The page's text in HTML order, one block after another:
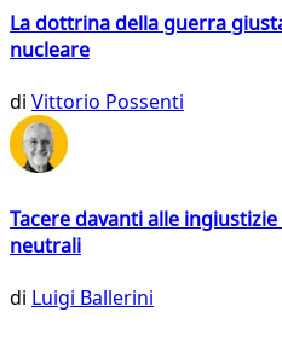
La dottrina della guerra
nucleare
di Vittorio Possenti
Tacere davanti alle
neutrali
di Luigi Ballerini